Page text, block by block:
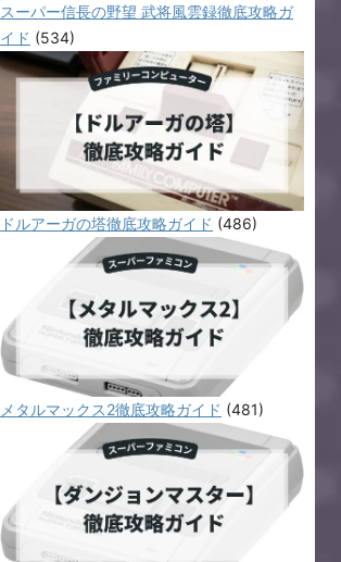
スーパー信長の野望 武将風雲録徹底攻略ガ
イド (534)
ドルアーガの塔徹底攻略ガイド (486)
メタルマックス2徹底攻略ガイド (481)